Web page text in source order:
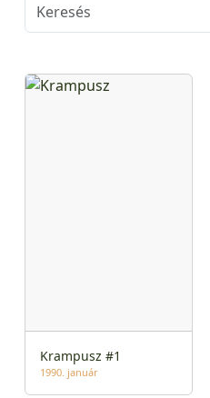
Krampusz #1
1990. január